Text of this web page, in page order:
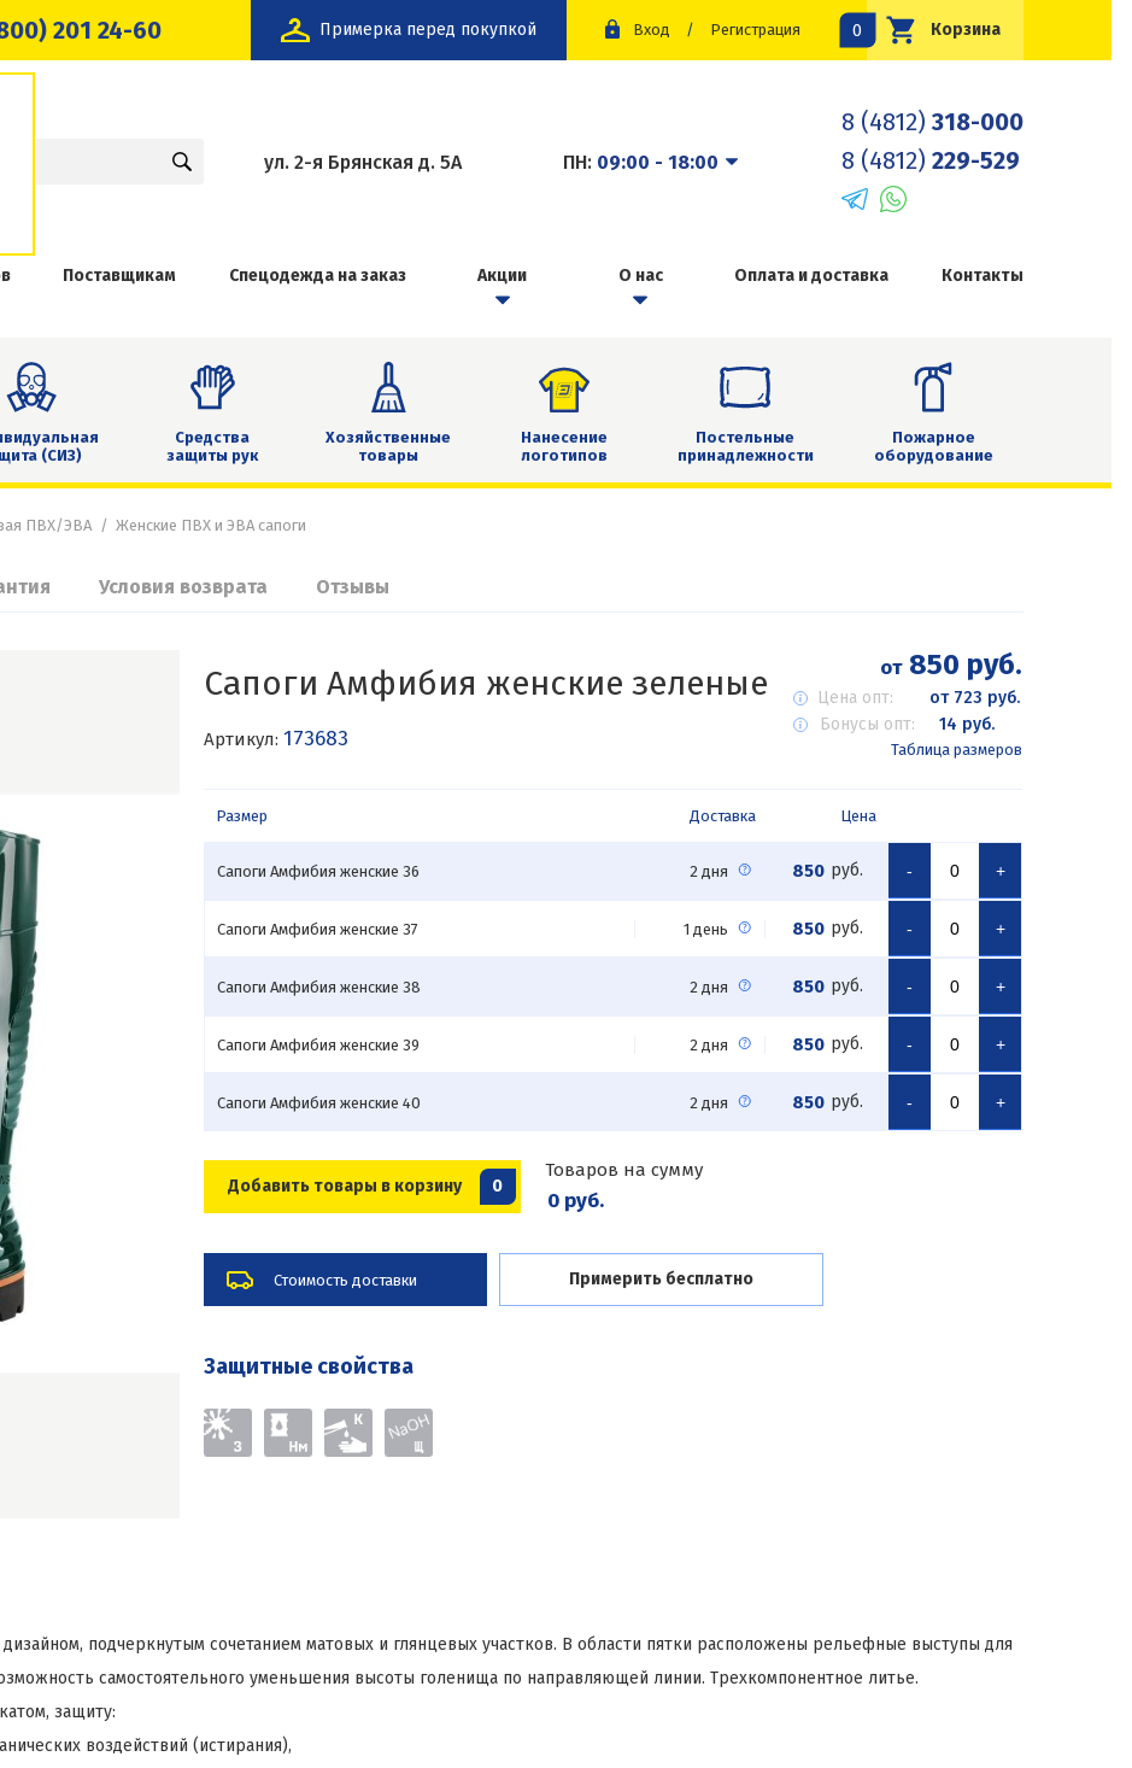
201 24-60 Примерка перед покупкой Вход / Регистрация Корзина
0
ул. 2-я Брянская д. 5А ПН: 09:00 - 18:00
8 (4812) 318-000
8 (4812) 229-529
Поставщикам Спецодежда на заказ Акции О нас Оплата и доставка Контакты
(СИЗ)
Средства
защиты рук
Хозяйственные
товары
Нанесение
логотипов
Постельные
принадлежности
Пожарное
оборудование
ПВХ/ЭВА Женские ПВХ и ЭВА сапоги
Условия возврата Отзывы
Сапоги Амфибия женские зеленые
Артикул: 173683
от850 руб.
Цена опт:
от 723 руб.
Бонусы опт:
14 руб.
Таблица размеров
Размер Доставка Цена
Сапоги Амфибия женские 36 2 дня 850 руб. - +
Сапоги Амфибия женские 37 1 день 850 руб. - +
Сапоги Амфибия женские 38 2 дня 850 руб. - +
Сапоги Амфибия женские 39 2 дня 850 руб. - +
Сапоги Амфибия женские 40 2 дня 850 руб. - +
Добавить товары в корзину 0
Товаров на сумму
0 руб.
Стоимость доставки Примерить бесплатно
Защитные свойства
подчеркнутым сочетанием матовых и глянцевых участков. В области пятки расположены рельефные выступы для
самостоятельного уменьшения высоты голенища по направляющей линии. Трехкомпонентное литье.
защиту:
воздействий (истирания),